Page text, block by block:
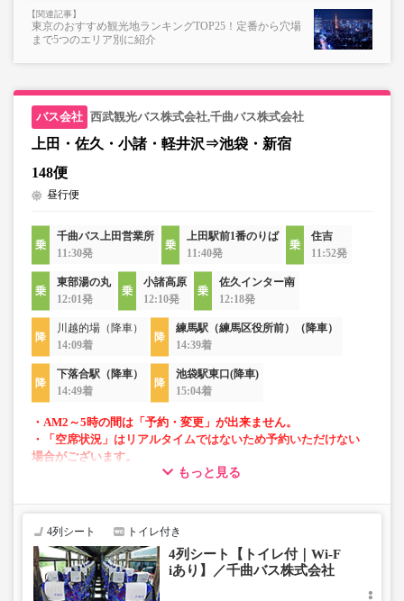
東京のおすすめ観光地ランキングTOP25！定番から穴場
まで5つのエリア別に紹介
西武観光バス株式会社,千曲バス株式会社
上田・佐久・小諸・軽井沢⇒池袋・新宿
148便
昼行便
千曲バス上田営業所
11:30発
上田駅前1番のりば
11:40発
住吉
11:52発
東部湯の丸
12:01発
小諸高原
12:10発
佐久インター南
12:18発
川越的場（降車）
14:09着
練馬駅（練馬区役所前）（降車）
14:39着
下落合駅（降車）
14:49着
池袋駅東口(降車)
15:04着
・AM2～5時の間は「予約・変更」が出来ません。
・「空席状況」はリアルタイムではないため予約いただけない
場合がございます。
・車両は予告なく変更となる場合がございます。これに伴い、
じめご了承ください。
・車内トイレ完備で長旅でも安心。※車両により異なりま
す。
・フリーWi-Fiが利用可能。※車両により異なります。
もっと見る
4列シート トイレ付き
4列シート【トイレ付｜Wi-F
iあり】／千曲バス株式会社